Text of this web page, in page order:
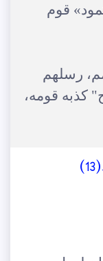
قوم
رسلهم
كذبه قومه،